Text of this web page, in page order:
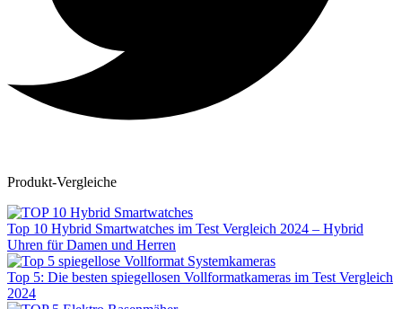
Produkt-Vergleiche
Top 10 Hybrid Smartwatches im Test Vergleich 2024 – Hybrid
Uhren für Damen und Herren
Top 5: Die besten spiegellosen Vollformatkameras im Test Vergleich
2024